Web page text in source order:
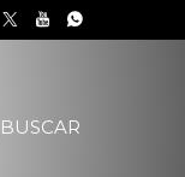
BUSCAR